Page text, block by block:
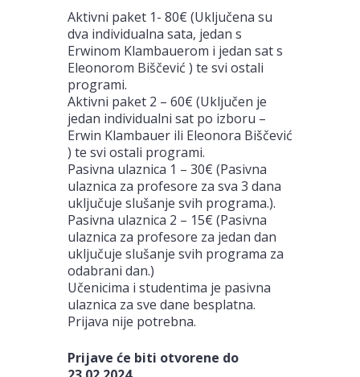
Aktivni paket 1- 80€ (Uključena su
dva individualna sata, jedan s
Erwinom Klambauerom i jedan sat s
Eleonorom Biščević ) te svi ostali
programi.
Aktivni paket 2 – 60€ (Uključen je
jedan individualni sat po izboru –
Erwin Klambauer ili Eleonora Biščević
) te svi ostali programi.
Pasivna ulaznica 1 – 30€ (Pasivna
ulaznica za profesore za sva 3 dana
uključuje slušanje svih programa.).
Pasivna ulaznica 2 – 15€ (Pasivna
ulaznica za profesore za jedan dan
uključuje slušanje svih programa za
odabrani dan.)
Učenicima i studentima je pasivna
ulaznica za sve dane besplatna.
Prijava nije potrebna.
Prijave će biti otvorene do